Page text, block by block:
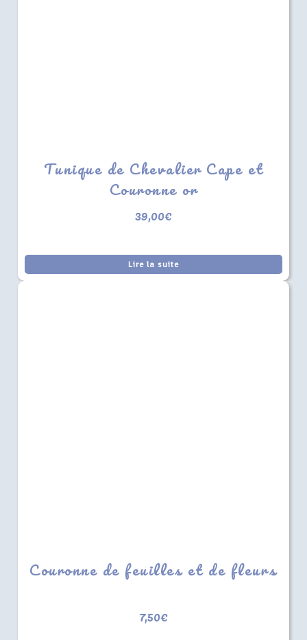
Tunique de Chevalier Cape et
Couronne or
39,00€
Lire la suite
Couronne de feuilles et de fleurs
7,50€